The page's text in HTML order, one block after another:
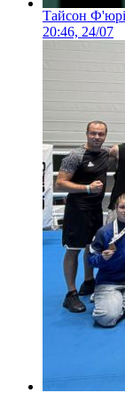
Тайсон Ф'юрі
20:46, 24/07